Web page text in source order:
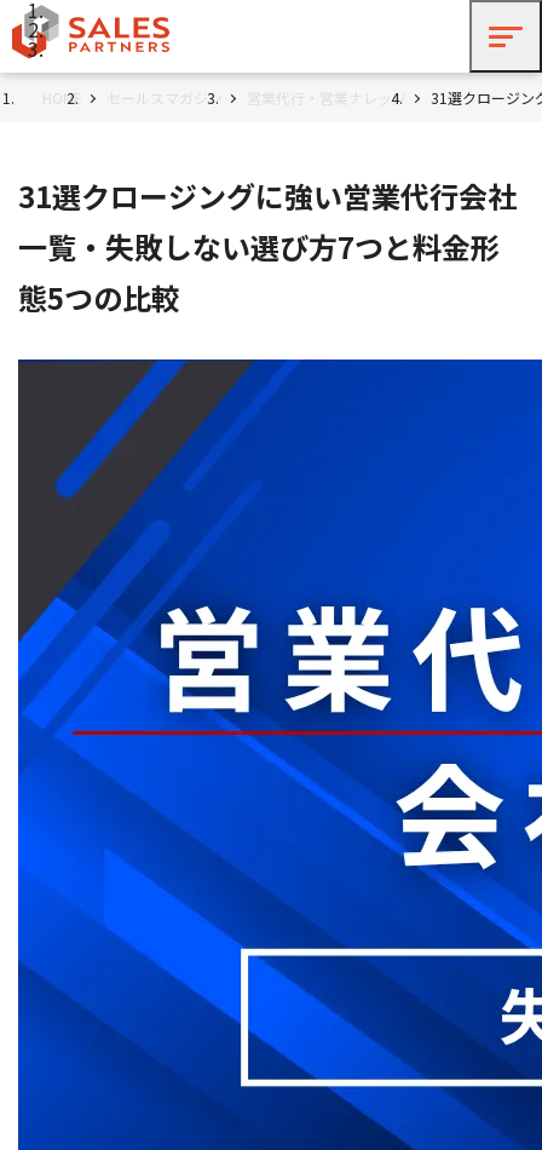
HOME セールスマガジン 営業代行・営業ナレッジ 31選クロージン
31選クロージングに強い営業代行会社
一覧・失敗しない選び方7つと料金形
態5つの比較